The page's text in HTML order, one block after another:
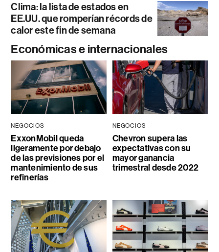
Clima: la lista de estados en
EE.UU. que romperían récords de
calor este fin de semana
Económicas e internacionales
NEGOCIOS
ExxonMobil queda
ligeramente por debajo
de las previsiones por el
mantenimiento de sus
refinerías
NEGOCIOS
Chevron supera las
expectativas con su
mayor ganancia
trimestral desde 2022